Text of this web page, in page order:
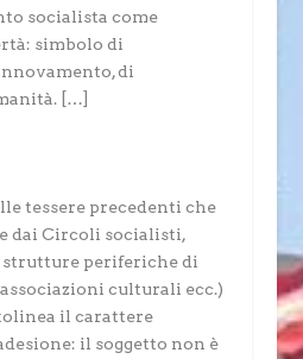
socialista come
simbolo di
di
[…]
tessere precedenti che
dai Circoli socialisti,
strutture periferiche di
culturali ecc.)
il carattere
il soggetto non è